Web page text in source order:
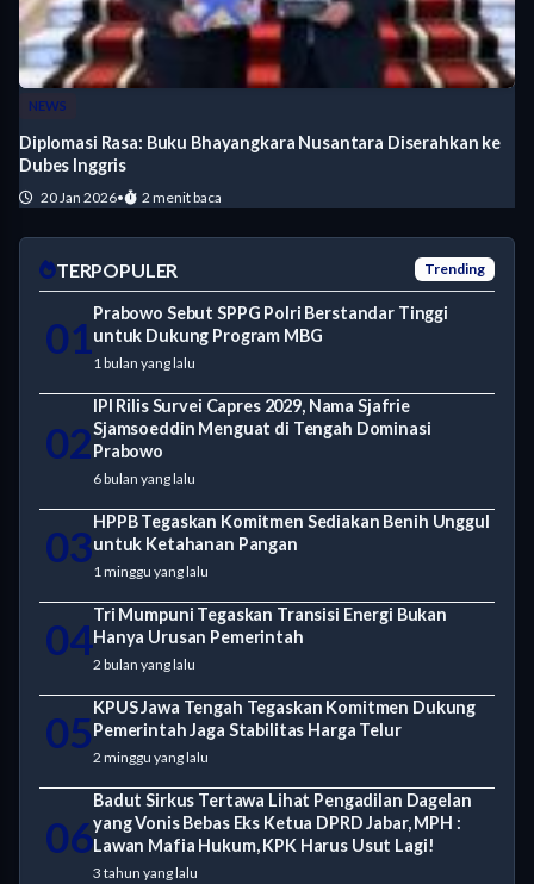
NEWS
Diplomasi Rasa: Buku Bhayangkara Nusantara Diserahkan ke
Dubes Inggris
20 Jan 2026• 2 menit baca
TERPOPULER Trending
01Prabowo Sebut SPPG Polri Berstandar Tinggi
untuk Dukung Program MBG
1 bulan yang lalu
02
IPI Rilis Survei Capres 2029, Nama Sjafrie
Sjamsoeddin Menguat di Tengah Dominasi
Prabowo
6 bulan yang lalu
03HPPB Tegaskan Komitmen Sediakan Benih Unggul
untuk Ketahanan Pangan
1 minggu yang lalu
04Tri Mumpuni Tegaskan Transisi Energi Bukan
Hanya Urusan Pemerintah
2 bulan yang lalu
05KPUS Jawa Tengah Tegaskan Komitmen Dukung
Pemerintah Jaga Stabilitas Harga Telur
2 minggu yang lalu
06
Badut Sirkus Tertawa Lihat Pengadilan Dagelan
yang Vonis Bebas Eks Ketua DPRD Jabar, MPH :
Lawan Mafia Hukum, KPK Harus Usut Lagi!
3 tahun yang lalu